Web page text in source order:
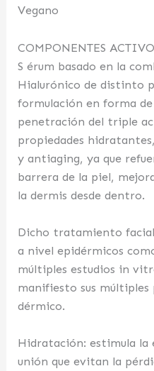
Vegano
COMPONENTES
S érum basado en la
Hialurónico de distinto
formulación en forma
penetración del triple
propiedades
y antiaging, ya que
barrera de la piel,
la dermis desde dentro.
Dicho tratamiento
a nivel epidérmicos
múltiples estudios in
manifiesto sus múltiples
dérmico.
Hidratación: estimula la
unión que evitan la